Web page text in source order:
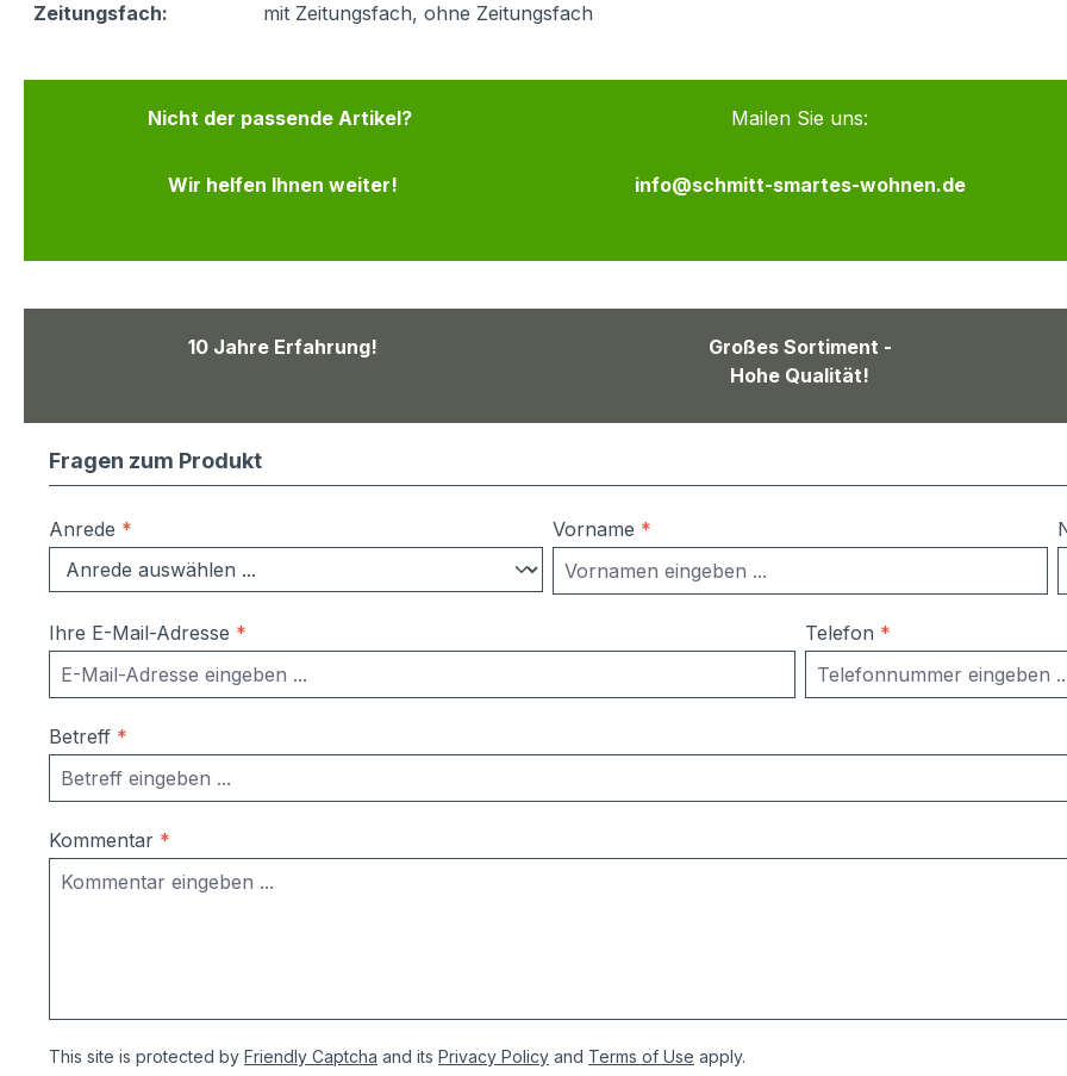
Zeitungsfach:
mit Zeitungsfach, ohne Zeitungsfach
Nicht der passende Artikel?
Wir helfen Ihnen weiter!
Mailen Sie uns:
info@schmitt-smartes-wohnen.de
10 Jahre Erfahrung!
Großes Sortiment -
Hohe Qualität!
Fragen zum Produkt
Anrede * Vorname *
Ihre E-Mail-Adresse * Telefon *
Betreff *
Kommentar *
This site is protected by Friendly Captcha and its Privacy Policy and Terms of Use apply.